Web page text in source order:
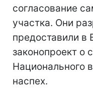
согласование
участка. Они
предоставили в
законопроект о
Национального
наспех.